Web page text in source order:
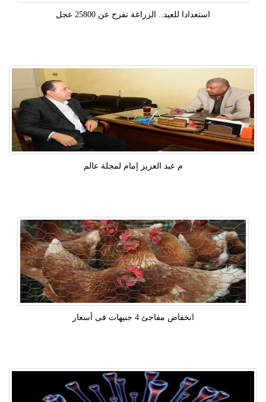
استعدادا للعيد.. الزراعة تفرج عن 25800 عجل
م عبد العزيز إمام لمجلة عالم
انخفاض مفاجئ 4 جنيهات فى أسعار